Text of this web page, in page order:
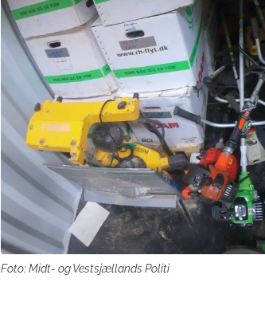
Foto: Midt- og Vestsjællands Politi